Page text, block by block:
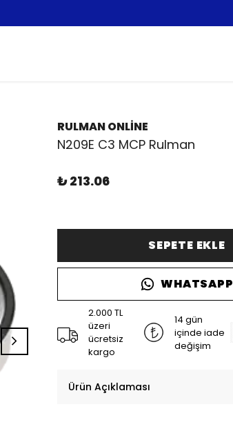
RULMAN ONLİNE
N209E C3 MCP Rulman
₺ 213.06
SEPETE EKLE
WHATSAPP
2.000 TL
üzeri
ücretsiz
kargo
14 gün
içinde iade
değişim
Ürün Açıklaması